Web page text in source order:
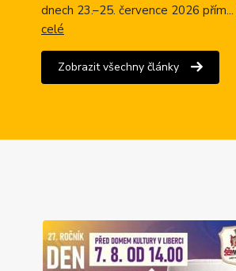
dnech 23.–25. července 2026 přím...
celé
Zobrazit všechny články